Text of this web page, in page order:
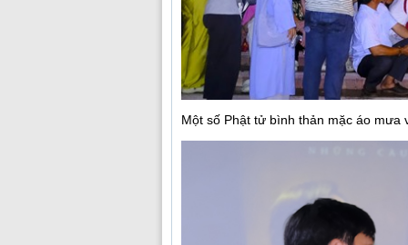
Một số Phật tử bình thản mặc áo mưa